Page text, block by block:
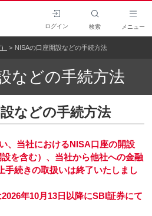
ログイン 検索 メニュー
NISAの口座開設などの手続方法
などの手続方法
などの手続方法
、当社におけるNISA口座の開設
設を含む）、当社から他社への金融
手続きの取扱いは終了いたしまし
年10月13日以降にSBI証券にて